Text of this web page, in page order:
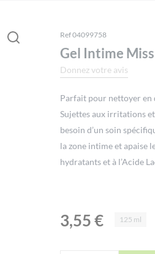
Ref 04099758
Gel Intime
Donnez votre avis
Parfait pour nettoyer en
Sujettes aux irritations
besoin d’un soin
la zone intime et apaise
hydratants et à l’Acide
3,55€ 125 ml